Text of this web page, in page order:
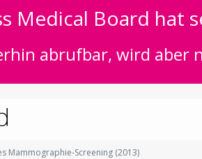
Medical Board hat
abrufbar, wird aber
Mammographie-Screening (2013)